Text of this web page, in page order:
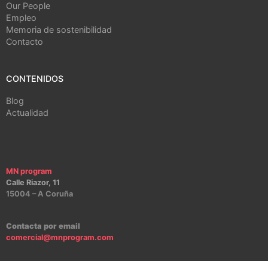
Our People
Empleo
Memoria de sostenibilidad
Contacto
CONTENIDOS
Blog
Actualidad
MN program
Calle Riazor, 11
15004 – A Coruña
Contacta por email
comercial@mnprogram.com